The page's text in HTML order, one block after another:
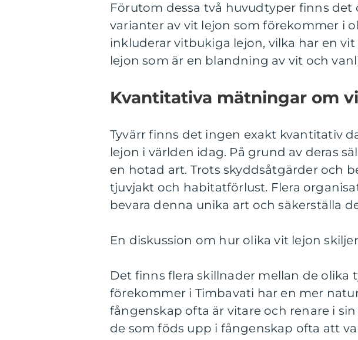
Förutom dessa två huvudtyper finns det
varianter av vit lejon som förekommer i
inkluderar vitbukiga lejon, vilka har en
lejon som är en blandning av vit och
Kvantitativa mätningar om
Tyvärr finns det ingen exakt kvantitativ
lejon i världen idag. På grund av deras
en hotad art. Trots skyddsåtgärder och
tjuvjakt och habitatförlust. Flera
bevara denna unika art och säkerställa
En diskussion om hur olika vit lejon
Det finns flera skillnader mellan de olika
förekommer i Timbavati har en mer
fångenskap ofta är vitare och renare i
de som föds upp i fångenskap ofta att